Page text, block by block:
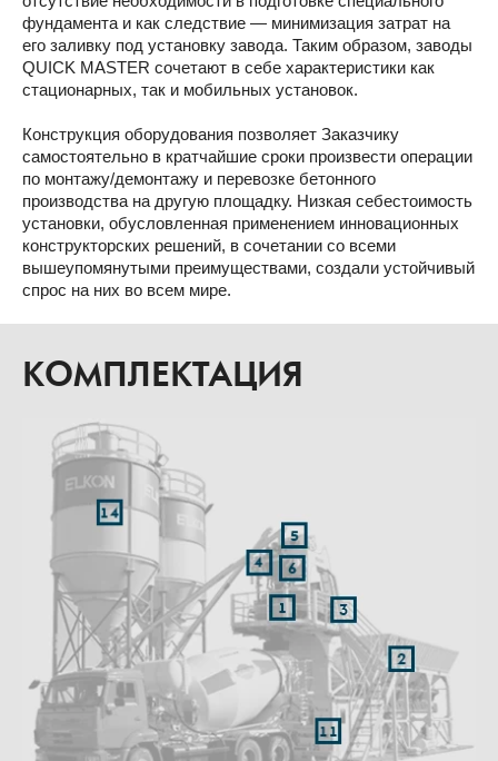
фундамента и как следствие — минимизация затрат на
его заливку под установку завода. Таким образом, заводы
QUICK MASTER сочетают в себе характеристики как
стационарных, так и мобильных установок.
Конструкция оборудования позволяет Заказчику
самостоятельно в кратчайшие сроки произвести операции
по монтажу/демонтажу и перевозке бетонного
производства на другую площадку. Низкая себестоимость
установки, обусловленная применением инновационных
конструкторских решений, в сочетании со всеми
вышеупомянутыми преимуществами, создали устойчивый
спрос на них во всем мире.
КОМПЛЕКТАЦИЯ